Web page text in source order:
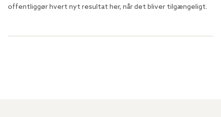
offentliggør hvert nyt resultat her, når det bliver tilgængeligt.